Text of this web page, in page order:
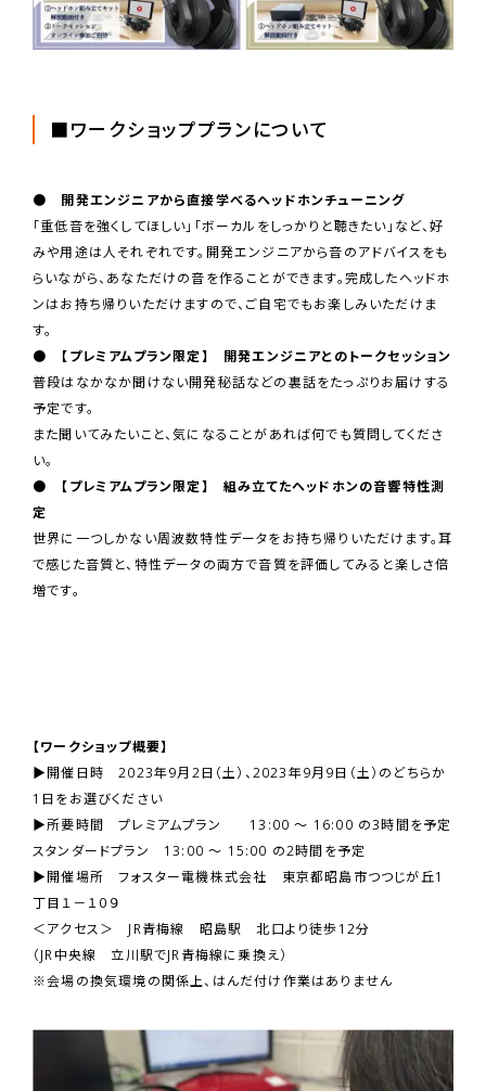
■ワークショッププランについて
● 開発エンジニアから直接学べるヘッドホンチューニング
「重低音を強くしてほしい」「ボーカルをしっかりと聴きたい」など、好
みや用途は人それぞれです。開発エンジニアから音のアドバイスをも
らいながら、あなただけの音を作ることができます。完成したヘッドホ
ンはお持ち帰りいただけますので、ご自宅でもお楽しみいただけま
す。
● 【プレミアムプラン限定】 開発エンジニアとのトークセッション
普段はなかなか聞けない開発秘話などの裏話をたっぷりお届けする
予定です。
また聞いてみたいこと、気になることがあれば何でも質問してくださ
い。
● 【プレミアムプラン限定】 組み立てたヘッドホンの音響特性測
定
世界に一つしかない周波数特性データをお持ち帰りいただけます。耳
で感じた音質と、特性データの両方で音質を評価してみると楽しさ倍
増です。
【ワークショップ概要】
▶開催日時 2023年9月2日（土）、2023年9月9日（土）のどちらか
1日をお選びください
▶所要時間 プレミアムプラン 13:00 ～ 16:00 の3時間を予定
スタンダードプラン 13:00 ～ 15:00 の2時間を予定
▶開催場所 フォスター電機株式会社 東京都昭島市つつじが丘1
丁目１－１０９
＜アクセス＞ JR青梅線 昭島駅 北口より徒歩12分
（JR中央線 立川駅でJR青梅線に乗換え）
※会場の換気環境の関係上、はんだ付け作業はありません